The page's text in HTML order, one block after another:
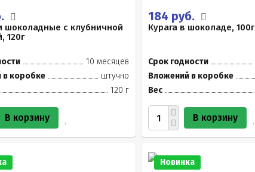
шоколадные с клубничной
120г
10 месяцев
в коробке
штучно
120 г
В корзину
184 руб.
Курага в шоколаде, 100г
Срок годности
Вложений в коробке
Вес
В корзину
Новинка